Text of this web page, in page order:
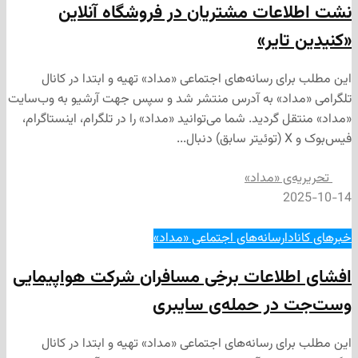
مشتریان در فروشگاه آنلاین
رسانه‌های اجتماعی «مداد» تهیه و ابتدا در کانال
به آدرس منتشر شد و سپس جهت آرشیو به وب‌سایت
گردید. شما می‌توانید «مداد» را در تلگرام، اینستاگرام،
«مداد»
رسانه‌های اجتماعی «مداد»
برخی مسافران شرکت هواپیمایی
حمله‌ی سایبری
رسانه‌های اجتماعی «مداد» تهیه و ابتدا در کانال